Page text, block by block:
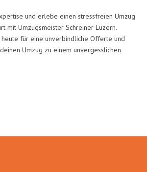
und erlebe einen stressfreien Umzug
mit Umzugsmeister Schreiner Luzern.
heute für eine unverbindliche Offerte und
Umzug zu einem unvergesslichen